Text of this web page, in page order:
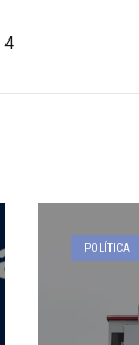
4
POLÍTICA